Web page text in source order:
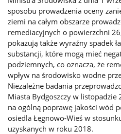
sposobu prowadzenia oceny
ziemi na całym obszarze
remediacyjnych o powierzchni
pokazują także wyraźny spadek
substancji, które mogą mieć
podziemnych, co oznacza, że
wpływ na środowisko wodne
Niezależne badania
Miasta Bydgoszczy w
na ogólną poprawę jakości wód
osiedla Łęgnowo-Wieś w
uzyskanych w roku 2018.